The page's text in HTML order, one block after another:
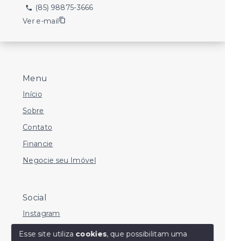
Menu
Início
Sobre
Contato
Financie
Negocie seu Imóvel
Social
Instagram
Facebook
(85) 98875-3666
Ver e-mail
Esse site utiliza cookies, que possibilitam uma